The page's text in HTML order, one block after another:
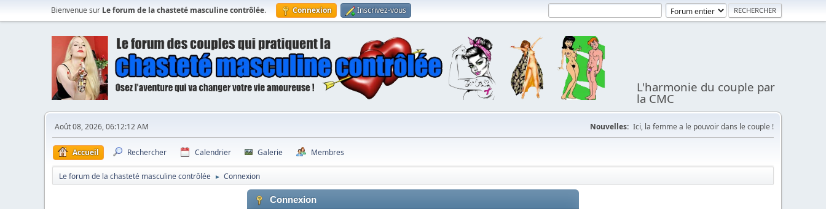
Bienvenue sur Le forum de la chasteté masculine contrôlée. Connexion Inscrivez-vous
L'harmonie du couple par
la CMC
Août 08, 2026, 06:12:12 AM Nouvelles: Ici, la femme a le pouvoir dans le couple !
Accueil Rechercher Calendrier Galerie Membres
Le forum de la chasteté masculine contrôlée ► Connexion
Connexion